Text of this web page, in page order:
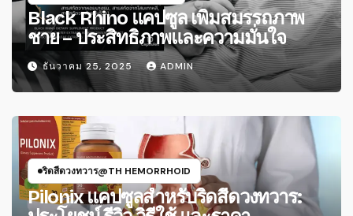
Black Rhino แคปซูล เพิ่มสมรรถภาพ
ชาย – ประสิทธิภาพและความมั่นใจ
ธันวาคม 25, 2025 ADMIN
ริดสีดวงทวาร@TH HEMORRHOID
Pilonix แคปซูลสำหรับริดสีดวงทวาร: